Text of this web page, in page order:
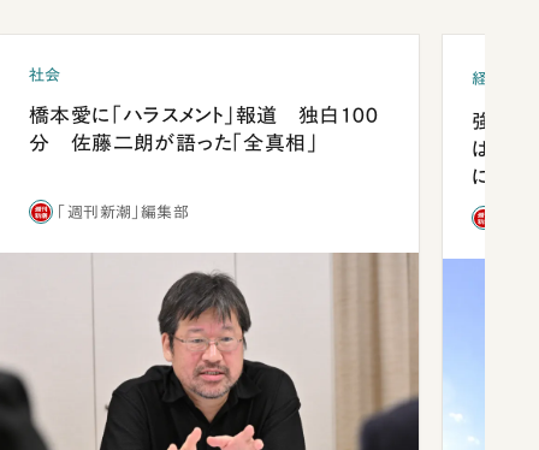
社会
橋本愛に「ハラスメント」報道 独白100
分 佐藤二朗が語った「全真相」
「週刊新潮」編集部
経済・ビ
強みは
は「東
になっ